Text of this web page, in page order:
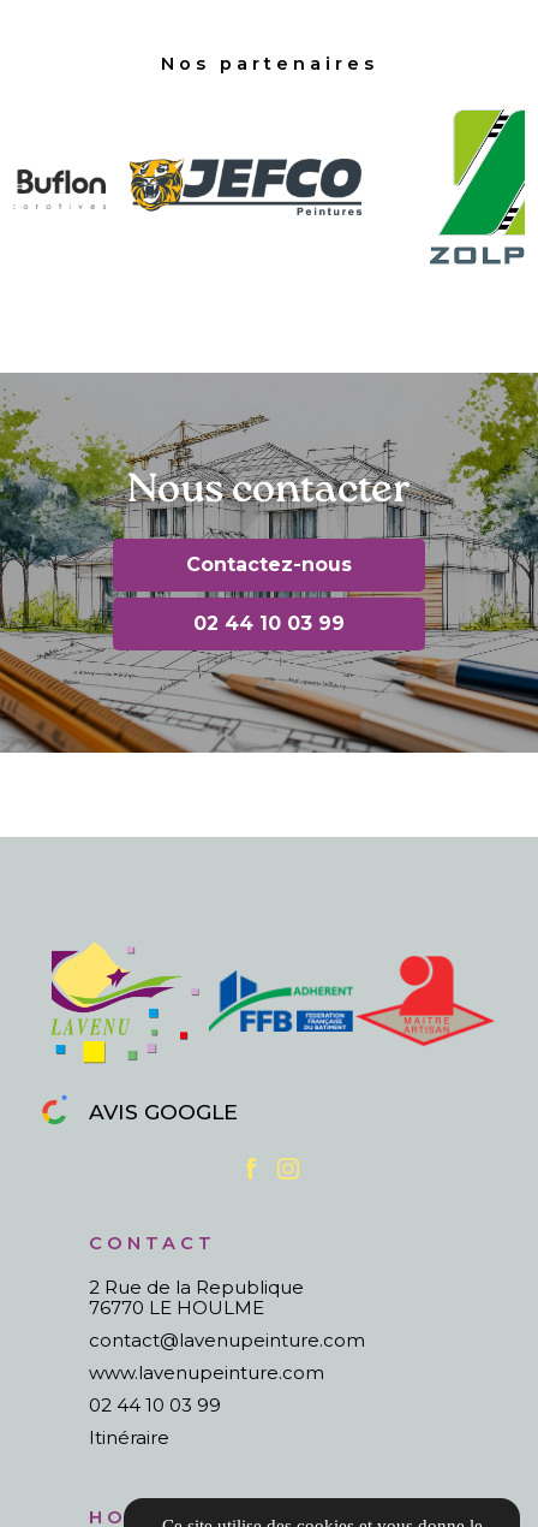
Nos partenaires
Nous contacter
Contactez-nous
02 44 10 03 99
AVIS GOOGLE
CONTACT
2 Rue de la Republique
76770 LE HOULME
contact@lavenupeinture.com
www.lavenupeinture.com
02 44 10 03 99
Itinéraire
HORAIRES